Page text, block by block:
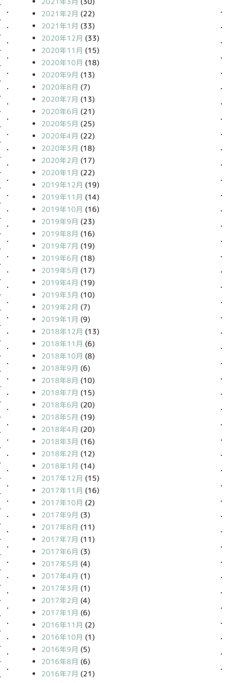
2021年2月 (22)
2021年1月 (33)
2020年12月 (33)
2020年11月 (15)
2020年10月 (18)
2020年9月 (13)
2020年8月 (7)
2020年7月 (13)
2020年6月 (21)
2020年5月 (25)
2020年4月 (22)
2020年3月 (18)
2020年2月 (17)
2020年1月 (22)
2019年12月 (19)
2019年11月 (14)
2019年10月 (16)
2019年9月 (23)
2019年8月 (16)
2019年7月 (19)
2019年6月 (18)
2019年5月 (17)
2019年4月 (19)
2019年3月 (10)
2019年2月 (7)
2019年1月 (9)
2018年12月 (13)
2018年11月 (6)
2018年10月 (8)
2018年9月 (6)
2018年8月 (10)
2018年7月 (15)
2018年6月 (20)
2018年5月 (19)
2018年4月 (20)
2018年3月 (16)
2018年2月 (12)
2018年1月 (14)
2017年12月 (15)
2017年11月 (16)
2017年10月 (2)
2017年9月 (3)
2017年8月 (11)
2017年7月 (11)
2017年6月 (3)
2017年5月 (4)
2017年4月 (1)
2017年3月 (1)
2017年2月 (4)
2017年1月 (6)
2016年11月 (2)
2016年10月 (1)
2016年9月 (5)
2016年8月 (6)
2016年7月 (21)